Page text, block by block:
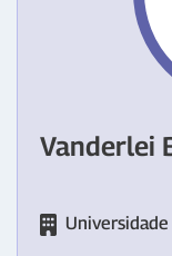
Vanderlei